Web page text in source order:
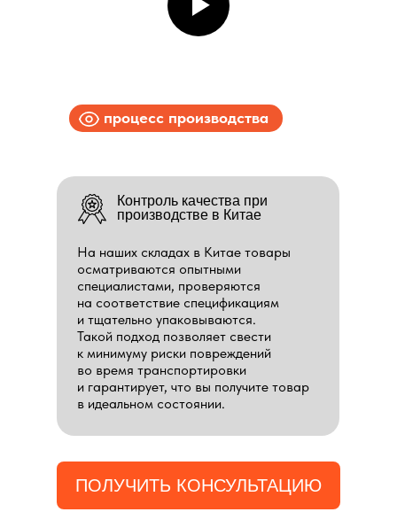
Контроль качества при
производстве в Китае
На наших складах в Китае товары
осматриваются опытными
специалистами, проверяются
на соответствие спецификациям
и тщательно упаковываются.
Такой подход позволяет свести
к минимуму риски повреждений
во время транспортировки
и гарантирует, что вы получите товар
в идеальном состоянии.
процесс производства
ПОЛУЧИТЬ КОНСУЛЬТАЦИЮ